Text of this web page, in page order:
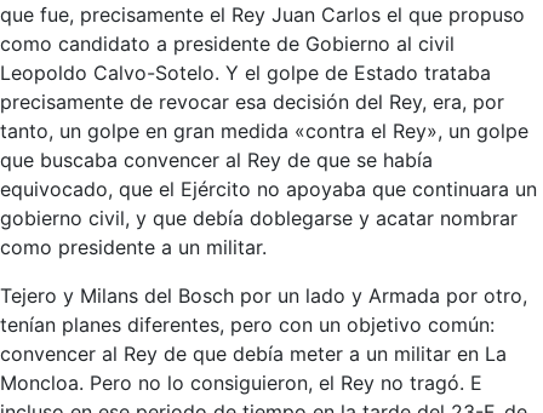
que fue, precisamente el Rey Juan Carlos el que propuso
como candidato a presidente de Gobierno al civil
Leopoldo Calvo-Sotelo. Y el golpe de Estado trataba
precisamente de revocar esa decisión del Rey, era, por
tanto, un golpe en gran medida «contra el Rey», un golpe
que buscaba convencer al Rey de que se había
equivocado, que el Ejército no apoyaba que continuara un
gobierno civil, y que debía doblegarse y acatar nombrar
como presidente a un militar.
Tejero y Milans del Bosch por un lado y Armada por otro,
tenían planes diferentes, pero con un objetivo común:
convencer al Rey de que debía meter a un militar en La
Moncloa. Pero no lo consiguieron, el Rey no tragó. E